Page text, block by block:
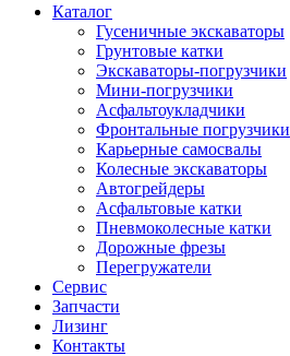
Каталог
Гусеничные экскаваторы
Грунтовые катки
Экскаваторы-погрузчики
Мини-погрузчики
Асфальтоукладчики
Фронтальные погрузчики
Карьерные самосвалы
Колесные экскаваторы
Автогрейдеры
Асфальтовые катки
Пневмоколесные катки
Дорожные фрезы
Перегружатели
Сервис
Запчасти
Лизинг
Контакты